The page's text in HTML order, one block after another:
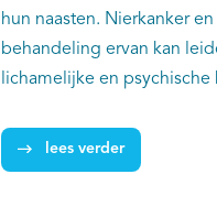
hun naasten. Nierkanker
behandeling ervan kan
lichamelijke en
beïnvloeden. Sinds kort is
Profiles Registry)
lees verder